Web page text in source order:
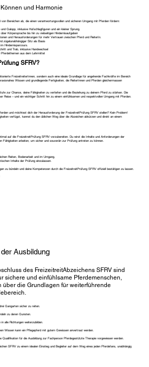
und Harmonie
Bereichen ab, die einen verantwortungsvollen und sicheren Umgang mit Pferden fördern:
Galopp, inklusive Hufschlagfiguren und ein kleiner Sprung.
Körpersprache bis hin zu vielseitigen Hindernisaufgaben
und Herausforderungen für mehr Vertrauen zwischen Pferd und ReiterIn.
zügelunabhängiger Sitz als Basis
Hindernisparcours.
und Trab, inklusive Handwechsel
aus dem Lehrmittel
SFRV?
FreizeitreiterInnen, sondern auch eine ideale Grundlage für angehende Fachkräfte im Bereich
Wissen und grundlegende Fertigkeiten, die ReiterInnen und Pferden gleichermassen
zur Chance, deine Fähigkeiten zu vertiefen und die Beziehung zu deinem Pferd zu stärken. Die
Reise – und ein wichtiger Schritt hin zu einem einfühlsamen und respektvollen Umgang mit Pferden.
und möchtest dich der Herausforderung der FreizeitreitPrüfung SFRV stellen? Kein Problem!
verfügst, kannst du den üblichen Weg über die Abzeichen abkürzen und direkt an einem
auf die FreizeitreitPrüfung SFRV vorzubereiten. Du wirst die Inhalte und Anforderungen der
Fähigkeiten arbeiten, um sicher und souverän zur Prüfung antreten zu können.
Reiten, Bodenarbeit und im Umgang.
Inhalte der Prüfung einzulassen.
zu bündeln und deine Kompetenzen durch die FreizeitreitPrüfung SFRV offiziell bestätigen zu lassen.
Ausbildung
des FreizeitreitAbzeichens SFRV sind
sichere und einfühlsame Pferdemenschen,
über die Grundlagen für weiterführende
Gangarten sicher zu reiten.
zu deren Gunsten.
alle Richtungen weiterzubilden.
Wissen kann ein Pflegepferd mit gutem Gewissen anvertraut werden.
für die Ausbildung zur Fachperson Pferdegestützte Therapie vorgewiesen werden.
SFRV zu einem idealen Einstieg und Begleiter auf dem Weg eines jeden Pferdefans, unabhängig